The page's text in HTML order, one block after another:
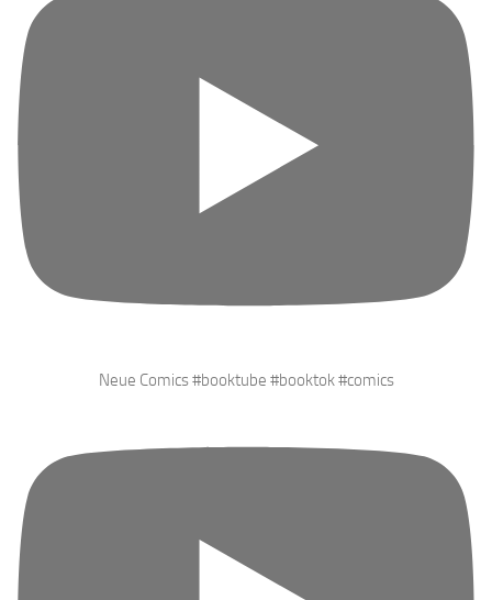
Neue Comics #booktube #booktok #comics